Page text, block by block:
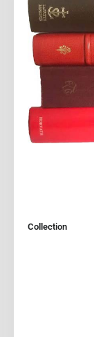
Collection